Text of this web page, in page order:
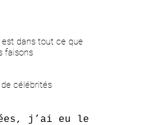
est dans tout ce que
faisons
célébrités
j’ai eu le